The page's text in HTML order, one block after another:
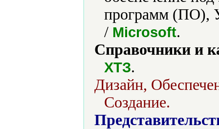
программ (ПО),
/ Microsoft.
Справочники и
ХТЗ.
Дизайн,
Создание.